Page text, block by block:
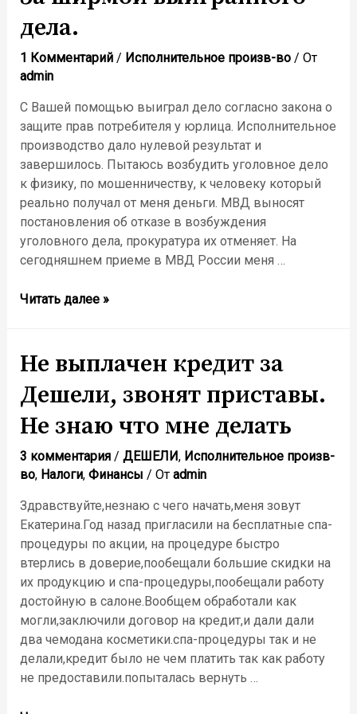
просрочку
оплаты
вопрос
ответчика
дела.
1 Комментарий / Исполнительное произв-во/ От
admin
С Вашей помощью выиграл дело согласно закона о
защите прав потребителя у юрлица. Исполнительное
производство дало нулевой результат и
завершилось. Пытаюсь возбудить уголовное дело
к физику, по мошенничеству, к человеку который
реально получал от меня деньги. МВД выносят
постановления об отказе в возбуждения
уголовного дела, прокуратура их отменяет. На
сегодняшнем приеме в МВД России меня …
За
дела.
Читать далее »
Не выплачен кредит за
Дешели, звонят приставы.
Не знаю что мне делать
3 комментария / ДЕШЕЛИ, Исполнительное произв-
во, Налоги, Финансы / От admin
Здравствуйте,незнаю с чего начать,меня зовут
Екатерина.Год назад пригласили на бесплатные спа-
процедуры по акции, на процедуре быстро
втерлись в доверие,пообещали большие скидки на
их продукцию и спа-процедуры,пообещали работу
достойную в салоне.Вообщем обработали как
могли,заключили договор на кредит,и дали дали
два чемодана косметики.спа-процедуры так и не
делали,кредит было не чем платить так как работу
не предоставили.попыталась вернуть …